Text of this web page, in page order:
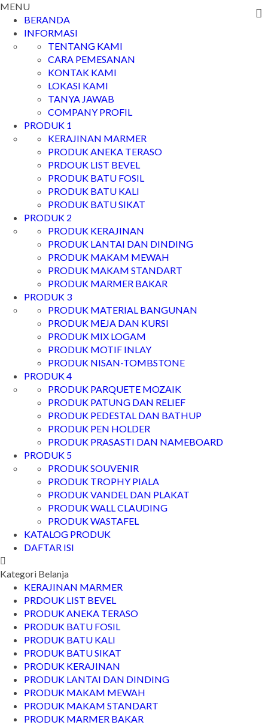
MENU
BERANDA
INFORMASI
TENTANG KAMI
CARA PEMESANAN
KONTAK KAMI
LOKASI KAMI
TANYA JAWAB
COMPANY PROFIL
PRODUK 1
KERAJINAN MARMER
PRODUK ANEKA TERASO
PRDOUK LIST BEVEL
PRODUK BATU FOSIL
PRODUK BATU KALI
PRODUK BATU SIKAT
PRODUK 2
PRODUK KERAJINAN
PRODUK LANTAI DAN DINDING
PRODUK MAKAM MEWAH
PRODUK MAKAM STANDART
PRODUK MARMER BAKAR
PRODUK 3
PRODUK MATERIAL BANGUNAN
PRODUK MEJA DAN KURSI
PRODUK MIX LOGAM
PRODUK MOTIF INLAY
PRODUK NISAN-TOMBSTONE
PRODUK 4
PRODUK PARQUETE MOZAIK
PRODUK PATUNG DAN RELIEF
PRODUK PEDESTAL DAN BATHUP
PRODUK PEN HOLDER
PRODUK PRASASTI DAN NAMEBOARD
PRODUK 5
PRODUK SOUVENIR
PRODUK TROPHY PIALA
PRODUK VANDEL DAN PLAKAT
PRODUK WALL CLAUDING
PRODUK WASTAFEL
KATALOG PRODUK
DAFTAR ISI
Kategori Belanja
KERAJINAN MARMER
PRDOUK LIST BEVEL
PRODUK ANEKA TERASO
PRODUK BATU FOSIL
PRODUK BATU KALI
PRODUK BATU SIKAT
PRODUK KERAJINAN
PRODUK LANTAI DAN DINDING
PRODUK MAKAM MEWAH
PRODUK MAKAM STANDART
PRODUK MARMER BAKAR